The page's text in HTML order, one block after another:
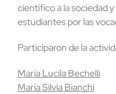
científico a la sociedad
estudiantes por las
Participaron de la
María Lucila Bechelli
María Silvia Bianchi